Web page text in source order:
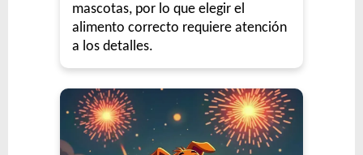
mascotas, por lo que elegir el
alimento correcto requiere atención
a los detalles.